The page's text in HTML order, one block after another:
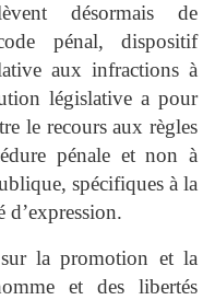
désormais de
pénal, dispositif
aux infractions à
législative a pour
le recours aux règles
pénale et non à
spécifiques à la
d’expression.
sur la promotion et la
et des libertés